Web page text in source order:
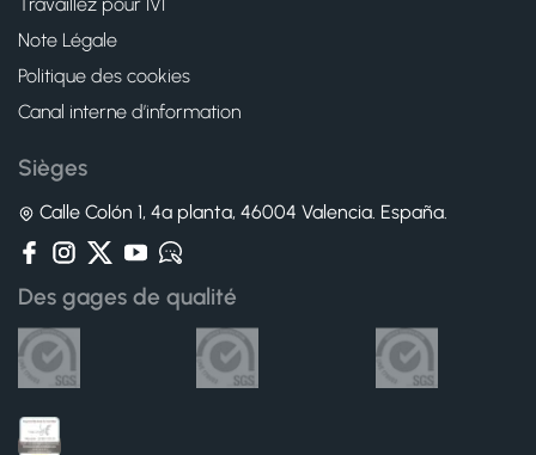
Note Légale
Politique des cookies
Canal interne d’information
Sièges
Calle Colón 1, 4ª planta, 46004 Valencia. España.
Des gages de qualité